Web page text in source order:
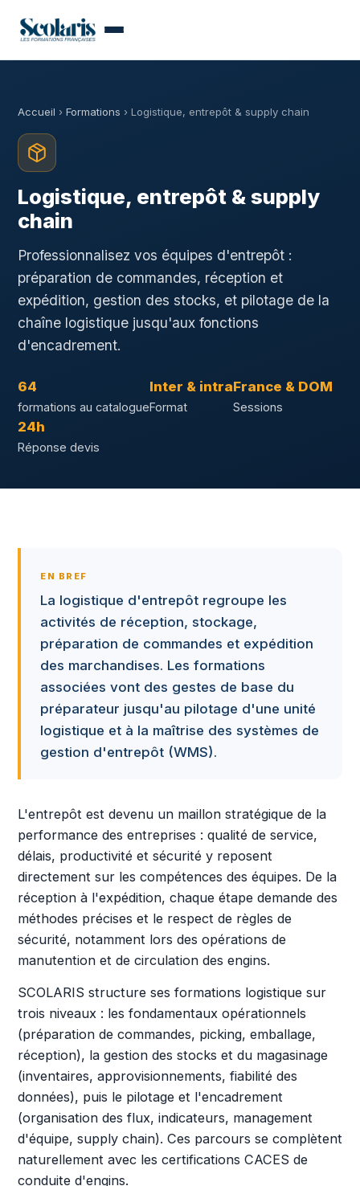
Accueil › Formations › Logistique, entrepôt & supply chain
Logistique, entrepôt & supply
chain
Professionnalisez vos équipes d'entrepôt :
préparation de commandes, réception et
expédition, gestion des stocks, et pilotage de la
chaîne logistique jusqu'aux fonctions
d'encadrement.
64
formations au catalogue
Inter & intra
Format
France & DOM
Sessions
24h
Réponse devis
EN BREF
La logistique d'entrepôt regroupe les
activités de réception, stockage,
préparation de commandes et expédition
des marchandises. Les formations
associées vont des gestes de base du
préparateur jusqu'au pilotage d'une unité
logistique et à la maîtrise des systèmes de
gestion d'entrepôt (WMS).
L'entrepôt est devenu un maillon stratégique de la
performance des entreprises : qualité de service,
délais, productivité et sécurité y reposent
directement sur les compétences des équipes. De la
réception à l'expédition, chaque étape demande des
méthodes précises et le respect de règles de
sécurité, notamment lors des opérations de
manutention et de circulation des engins.
SCOLARIS structure ses formations logistique sur
trois niveaux : les fondamentaux opérationnels
(préparation de commandes, picking, emballage,
réception), la gestion des stocks et du magasinage
(inventaires, approvisionnements, fiabilité des
données), puis le pilotage et l'encadrement
(organisation des flux, indicateurs, management
d'équipe, supply chain). Ces parcours se complètent
naturellement avec les certifications CACES de
conduite d'engins.